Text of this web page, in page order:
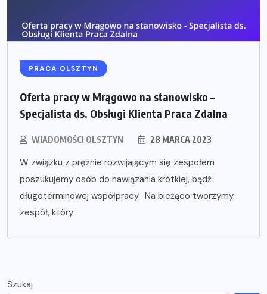
PRACA OLSZTYN
Oferta pracy w Mrągowo na stanowisko –
Specjalista ds. Obsługi Klienta Praca Zdalna
WIADOMOŚCI OLSZTYN 28 MARCA 2023
W związku z prężnie rozwijającym się zespołem
poszukujemy osób do nawiązania krótkiej, bądź
długoterminowej współpracy. Na bieżąco tworzymy
zespół, który
Szukaj